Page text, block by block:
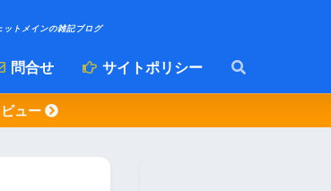
ットメインの雑記ブログ
問合せ サイトポリシー
ュー